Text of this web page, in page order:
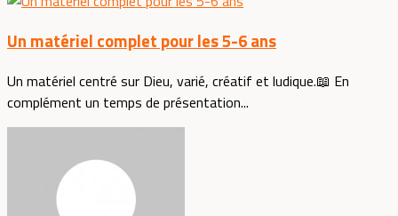
Un matériel complet pour les 5-6 ans
Un matériel centré sur Dieu, varié, créatif et ludique.📖 En
complément un temps de présentation...